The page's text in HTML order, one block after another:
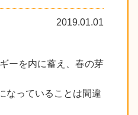
2019.01.01
ーを内に蓄え、春の芽
なっていることは間違